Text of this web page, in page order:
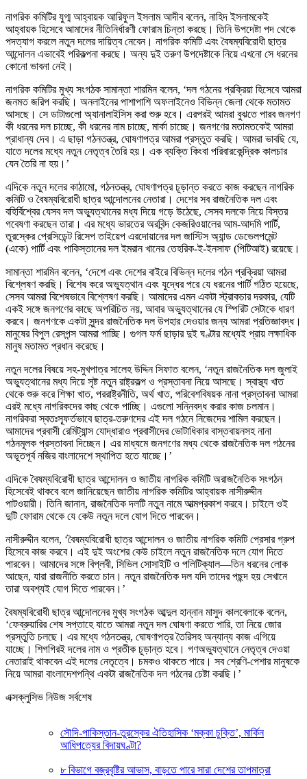
নাগরিক কমিটির যুগ্ম আহ্বায়ক আরিফুল ইসলাম আদীব বলেন, নাহিদ ইসলামকেই
আহ্বায়ক হিসেবে আমাদের নীতিনির্ধারণী ফোরাম চিন্তা করছে। তিনি উপদেষ্টা পদ থেকে
পদত্যাগ করলে নতুন দলের দায়িত্ব নেবেন। নাগরিক কমিটি এবং বৈষম্যবিরোধী ছাত্র
আন্দোলন এভাবেই পরিকল্পনা করছে। অন্য দুই তরুণ উপদেষ্টাকে নিয়ে এখনো সে ধরনের
কোনো ভাবনা নেই।
নাগরিক কমিটির মুখ্য সংগঠক সামান্তা শারমিন বলেন, ‘দল গঠনের প্রক্রিয়া হিসেবে আমরা
জনমত জরিপ করছি। অনলাইনের পাশাপাশি অফলাইনেও বিভিন্ন জেলা থেকে মতামত
আসছে। সে ডাটাগুলো অ্যানালাইসিস করা শুরু হবে। এরপরই আমরা বুঝতে পারব জনগণ
কী ধরনের দল চাচ্ছে, কী ধরনের নাম চাচ্ছে, মার্কা চাচ্ছে। জনগণের মতামতকেই আমরা
প্রাধান্য দেব। এ ছাড়া গঠনতন্ত্র, ঘোষণাপত্র আমরা প্রস্তুত করছি। আমরা ভাবছি যে,
যাতে দলের মধ্যে নতুন নেতৃত্ব তৈরি হয়। এক ব্যক্তি কিংবা পরিবারকেন্দ্রিক কালচার
যেন তৈরি না হয়।’
এদিকে নতুন দলের কাঠামো, গঠনতন্ত্র, ঘোষণাপত্র চূড়ান্ত করতে কাজ করছেন নাগরিক
কমিটি ও বৈষম্যবিরোধী ছাত্র আন্দোলনের নেতারা। দেশের সব রাজনৈতিক দল এবং
বহির্বিশ্বের যেসব দল অভ্যুত্থানের মধ্য দিয়ে গড়ে উঠেছে, সেসব দলকে নিয়ে বিস্তর
গবেষণা করছেন তারা। এর মধ্যে ভারতের অরবিন্দ কেজরিওয়ালের আম-আদমি পার্টি,
তুরস্কের প্রেসিডেন্ট রিসেপ তাইয়েপ এরদোয়ানের দল জাস্টিস অ্যান্ড ডেভেলপমেন্ট
(একে) পার্টি এবং পাকিস্তানের দল ইমরান খানের তেহরিক-ই-ইনসাফ (পিটিআই) রয়েছে।
সামান্তা শারমিন বলেন, ‘দেশে এবং দেশের বাইরে বিভিন্ন দলের গঠন প্রক্রিয়া আমরা
বিশ্লেষণ করছি। বিশেষ করে অভ্যুত্থান এবং যুদ্ধের পরে যে ধরনের পার্টি গঠিত হয়েছে,
সেসব আমরা বিশেষভাবে বিশ্লেষণ করছি। আমাদের এমন একটা স্ট্রাকচার দরকার, যেটি
একই সঙ্গে জনগণের কাছে অপরিচিত নয়, আবার অভ্যুত্থানের যে স্পিরিট সেটাকে ধারণ
করবে। জনগণকে একটা সুন্দর রাজনৈতিক দল উপহার দেওয়ার জন্য আমরা প্রতিজ্ঞাবদ্ধ।
মানুষের বিপুল রেসপন্স আমরা পাচ্ছি। গুগল ফর্ম ছাড়ার দুই ঘণ্টার মধ্যেই প্রায় লক্ষাধিক
মানুষ মতামত প্রধান করেছে।
নতুন দলের বিষয়ে সহ-মুখপাত্র সালেহ উদ্দিন সিফাত বলেন, ‘নতুন রাজনৈতিক দল জুলাই
অভ্যুত্থানের মধ্য দিয়ে সৃষ্ট নতুন রাষ্ট্রকল্প ও প্রস্তাবনা নিয়ে আসছে। স্বাস্থ্য খাত
থেকে শুরু করে শিক্ষা খাত, পররাষ্ট্রনীতি, অর্থ খাত, পরিবেশবিষয়ক নানা প্রস্তাবনা আমরা
এরই মধ্যে নাগরিকদের কাছ থেকে পাচ্ছি। এগুলো সন্নিবদ্ধ করার কাজ চলমান।
নাগরিকরা স্বতঃস্ফূর্তভাবে ছাত্র-তরুণদের এই দল গঠনে নিজেদের শামিল করছেন।
আমাদের প্রবাসী রেমিট্যান্স যোদ্ধারাও প্রবাসীদের ভোটাধিকার বাস্তবায়নসহ নানা
গঠনমূলক প্রস্তাবনা দিচ্ছেন। এর মাধ্যমে জনগণের মধ্য থেকে রাজনৈতিক দল গঠনের
অভূতপূর্ব নজির বাংলাদেশে স্থাপিত হতে যাচ্ছে।’
এদিকে বৈষম্যবিরোধী ছাত্র আন্দোলন ও জাতীয় নাগরিক কমিটি অরাজনৈতিক সংগঠন
হিসেবেই থাকবে বলে জানিয়েছেন জাতীয় নাগরিক কমিটির আহ্বায়ক নাসীরুদ্দীন
পাটওয়ারী। তিনি জানান, রাজনৈতিক দলটি নতুন নামে আত্মপ্রকাশ করবে। চাইলে ওই
দুটি ফোরাম থেকে যে কেউ নতুন দলে যোগ দিতে পারবেন।
নাসীরুদ্দীন বলেন, ‘বৈষম্যবিরোধী ছাত্র আন্দোলন ও জাতীয় নাগরিক কমিটি প্রেসার গ্রুপ
হিসেবে কাজ করবে। এই দুই অংশের কেউ চাইলে নতুন রাজনৈতিক দলে যোগ দিতে
পারবেন। আমাদের সঙ্গে বিপ্লবী, সিভিল সোসাইটি ও পলিটিক্যাল—তিন ধরনের লোক
আছেন, যারা রাজনীতি করতে চান। নতুন রাজনৈতিক দল যদি তাদের পছন্দ হয় সেখানে
তারা অবশ্যই যোগ দিতে পারবেন।’
বৈষম্যবিরোধী ছাত্র আন্দোলনের মুখ্য সংগঠক আব্দুল হান্নান মাসুদ কালবেলাকে বলেন,
‘ফেব্রুয়ারির শেষ সপ্তাহে যাতে আমরা নতুন দল ঘোষণা করতে পারি, তা নিয়ে জোর
প্রস্তুতি চলছে। এর মধ্যে গঠনতন্ত্র, ঘোষণাপত্র তৈরিসহ অন্যান্য কাজ এগিয়ে
যাচ্ছে। শিগগিরই দলের নাম ও প্রতীক চূড়ান্ত হবে। গণঅভ্যুত্থানে নেতৃত্ব দেওয়া
নেতারাই থাকবেন এই দলের নেতৃত্বে। চমকও থাকতে পারে। সব শ্রেণি-পেশার মানুষকে
নিয়ে আমরা বাংলাদেশপন্থি একটা রাজনৈতিক দল গঠনের চেষ্টা করছি।’
এক্সক্লুসিভ নিউজ সর্বশেষ
সৌদি-পাকিস্তান-তুরস্কের ঐতিহাসিক ‘মক্কা চুক্তি’, মার্কিন
আধিপত্যের বিদায়ঘণ্টা?
৮ বিভাগে বজ্রবৃষ্টির আভাস, বাড়তে পারে সারা দেশের তাপমাত্রা